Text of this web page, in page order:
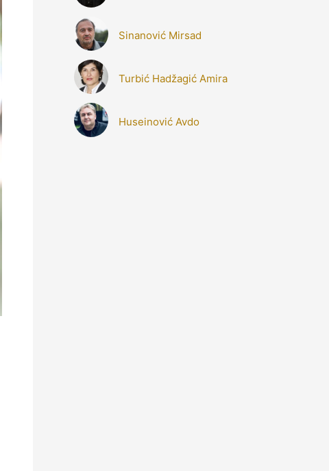
Sinanović Mirsad
Turbić Hadžagić Amira
Huseinović Avdo